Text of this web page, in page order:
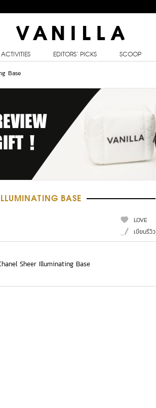
ACTIVITIES EDITORS’ PICKS SCOOP
Base
BASE
LOVE
เขียนรีวิว
Sheer Illuminating Base